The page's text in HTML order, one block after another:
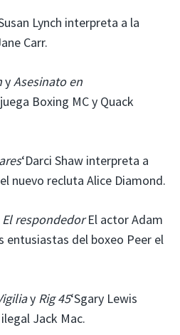
Lynch interpreta a la
Carr.
yAsesinato en
Boxing MC y Quack
‘Darci Shaw interpreta a
nuevo recluta Alice Diamond.
El respondedorEl actor Adam
entusiastas del boxeo Peer el
y Rig 45‘Sgary Lewis
Jack Mac.